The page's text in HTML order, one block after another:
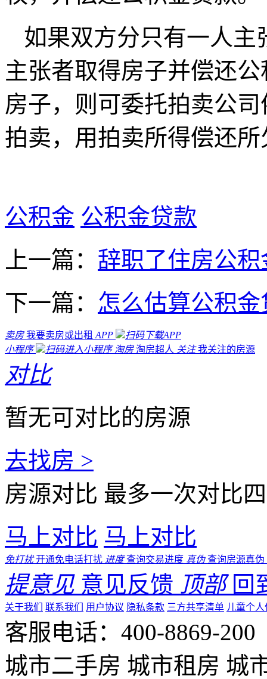
如果双方分只有一人主
主张者取得房子并偿还
房子，则可委托拍卖公
拍卖，用拍卖所得偿还
公积金 公积金贷款
上一篇： 辞职了住房公
下一篇： 怎么估算公积金
卖房 我要卖房或出租 APP
扫码下载APP
小程序
扫码进入小程序 淘房 淘房超人 关注 我关注的房源
对比
暂无可对比的房源
去找房 >
房源对比 最多一次对比
马上对比 马上对比
免打扰 开通免电话打扰 进度 查询交易进度 真伪 查询房源真伪
提意见 意见反馈 顶部 回
关于我们 联系我们 用户协议 隐私条款 三方共享清单 儿童个
客服电话：400-8869-200
城市二手房 城市租房 城